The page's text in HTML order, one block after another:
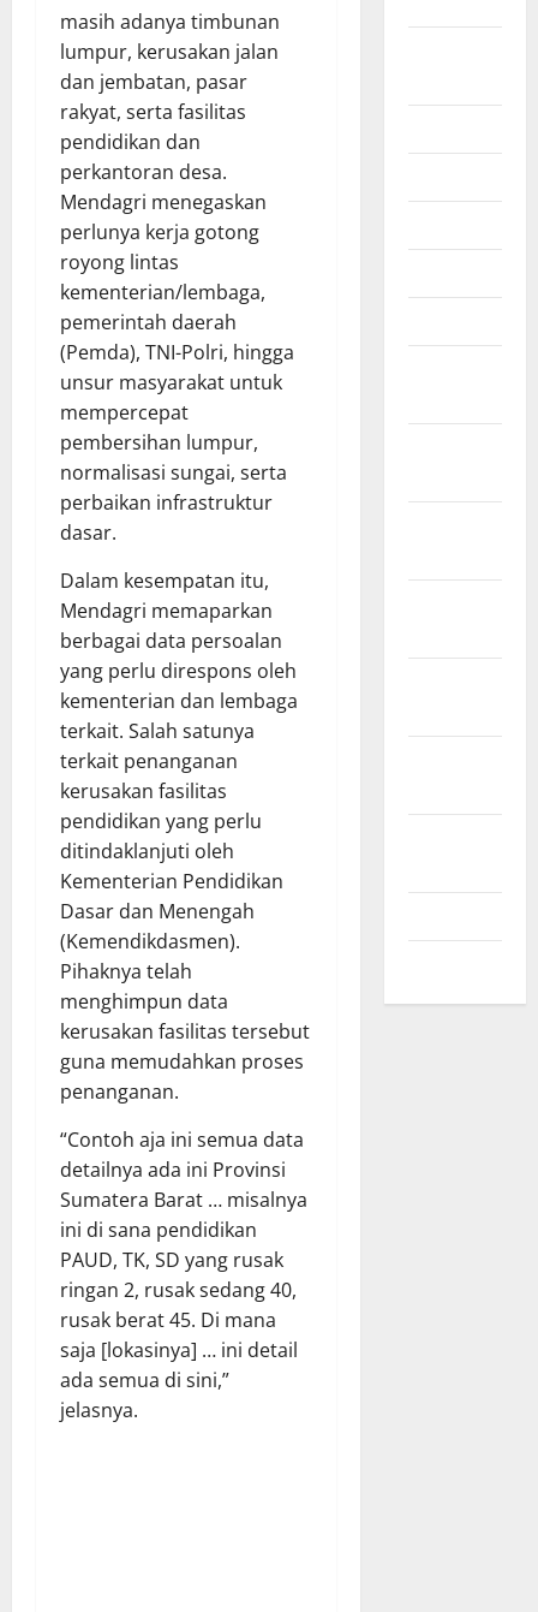
masih adanya timbunan
lumpur, kerusakan jalan
dan jembatan, pasar
rakyat, serta fasilitas
pendidikan dan
perkantoran desa.
Mendagri menegaskan
perlunya kerja gotong
royong lintas
kementerian/lembaga,
pemerintah daerah
(Pemda), TNI-Polri, hingga
unsur masyarakat untuk
mempercepat
pembersihan lumpur,
normalisasi sungai, serta
perbaikan infrastruktur
dasar.
Dalam kesempatan itu,
Mendagri memaparkan
berbagai data persoalan
yang perlu direspons oleh
kementerian dan lembaga
terkait. Salah satunya
terkait penanganan
kerusakan fasilitas
pendidikan yang perlu
ditindaklanjuti oleh
Kementerian Pendidikan
Dasar dan Menengah
(Kemendikdasmen).
Pihaknya telah
menghimpun data
kerusakan fasilitas tersebut
guna memudahkan proses
penanganan.
“Contoh aja ini semua data
detailnya ada ini Provinsi
Sumatera Barat … misalnya
ini di sana pendidikan
PAUD, TK, SD yang rusak
ringan 2, rusak sedang 40,
rusak berat 45. Di mana
saja [lokasinya] … ini detail
ada semua di sini,”
jelasnya.